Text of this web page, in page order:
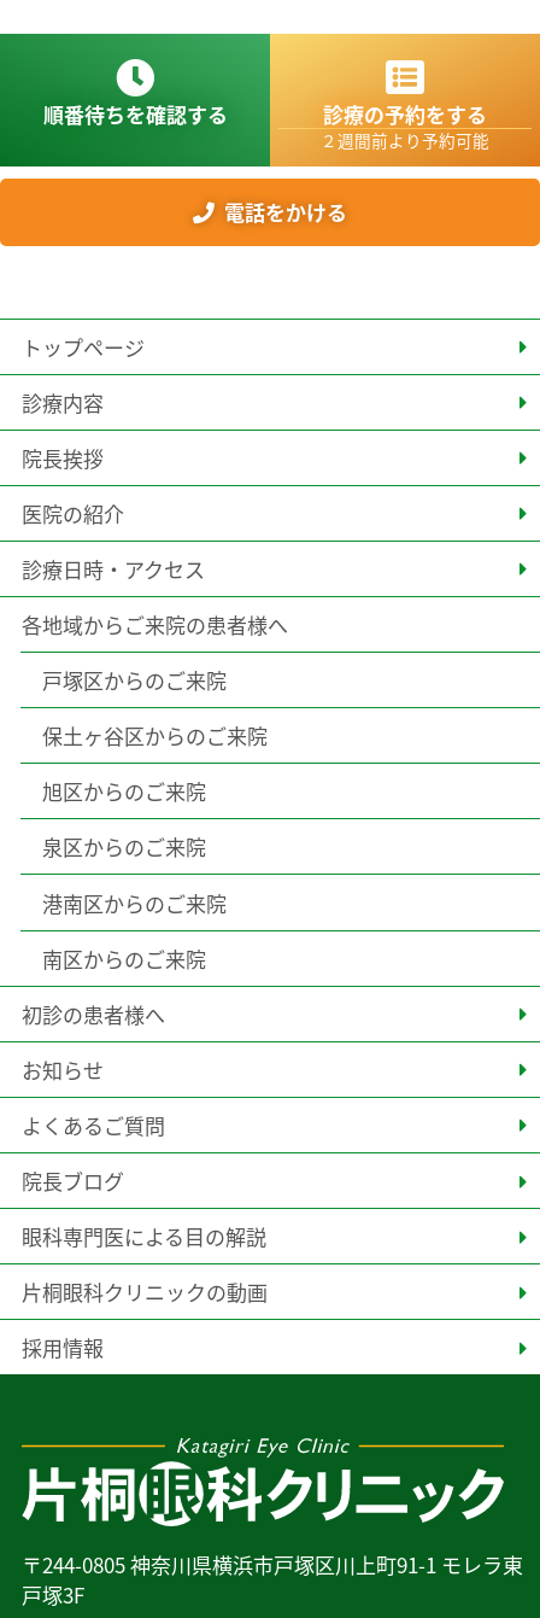
順番待ちを確認する 診療の予約をする
２週間前より予約可能
電話をかける
〒244-0805 神奈川県横浜市戸塚区川上町91-1 モレラ東
戸塚3F
トップページ
診療内容
院長挨拶
医院の紹介
診療日時・アクセス
各地域からご来院の患者様へ
戸塚区からのご来院
保土ヶ谷区からのご来院
旭区からのご来院
泉区からのご来院
港南区からのご来院
南区からのご来院
初診の患者様へ
お知らせ
よくあるご質問
院長ブログ
眼科専門医による目の解説
片桐眼科クリニックの動画
採用情報